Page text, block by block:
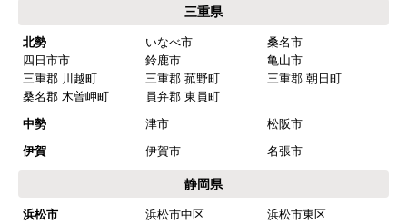
ショップからの連絡や対応は適切でしたか？
予定の期日までに商品が届きましたか？
はい
商品の梱包は必要十分なものでしたか？
三重県
北勢 いなべ市
桑名市
四日市市
鈴鹿市
亀山市
三重郡 川越町
三重郡 菰野町
三重郡 朝日町
桑名郡 木曽岬町
員弁郡 東員町
中勢
津市
松阪市
伊賀
伊賀市 名張市
静岡県
浜松市 浜松市中区
浜松市東区